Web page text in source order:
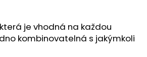
je vhodná na každou
kombinovatelná s jakýmkoli